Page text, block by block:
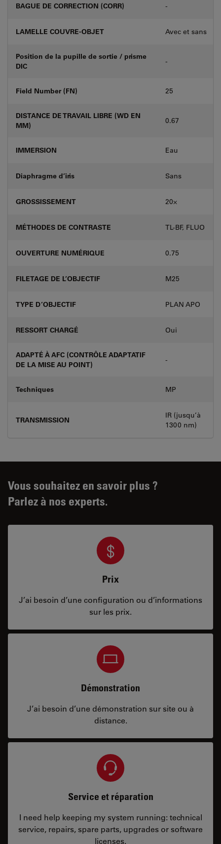
BAGUE DE CORRECTION (CORR) -
LAMELLE COUVRE-OBJET Avec et sans
Position de la pupille de sortie / prisme
DIC
-
Field Number (FN) 25
DISTANCE DE TRAVAIL LIBRE (WD EN
MM)
0.67
IMMERSION Eau
Diaphragme d’iris Sans
GROSSISSEMENT 20⨉
MÉTHODES DE CONTRASTE TL-BF, FLUO
OUVERTURE NUMÉRIQUE 0.75
FILETAGE DE L’OBJECTIF M25
TYPE D’OBJECTIF PLAN APO
RESSORT CHARGÉ Oui
ADAPTÉ À AFC (CONTRÔLE ADAPTATIF
DE LA MISE AU POINT)
-
Techniques MP
TRANSMISSION
IR (jusqu’à
1300 nm)
Vous souhaitez en savoir plus ?
Parlez à nos experts.
Prix
J’ai besoin d’une configuration ou d’informations
sur les prix.
Démonstration
J’ai besoin d’une démonstration sur site ou à
distance.
Service et réparation
I need help keeping my system running: technical
service, repairs, spare parts, upgrades or software
licenses.